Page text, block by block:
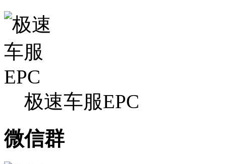
极速车服EPC
微信群